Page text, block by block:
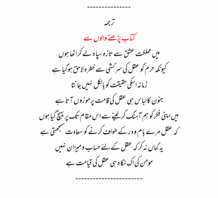
---------------
ترجمہ
کتاب پڑھنے والوں سے
میں مملکت عشق سے تازہ سپاہ لے کر اٹھا ہوں
کیونکہ حرم کو عقل کی سرکشی سے خطرہ لاحق ہوگیا ہے
زمانہ اسکی حقیقت کو بالکل نہیں جانتا
جنون کا لباس ہی عقل کی قامت پر موزوں آتا ہے
میں اپنی فکر کو ہم آہنگ کر لینے سے اس مقام تک پر پہنچ گیا ہوں
کہ عقل مرے بام و در کے طواف کرنے کو سعادت سمجھتی ہے
یہ گماں نہ کر کہ عقل کےلئے حساب و میزان نہیں
مومن کی اک نگاہ ہی عقل کی قیامت ہے
-----------------------​